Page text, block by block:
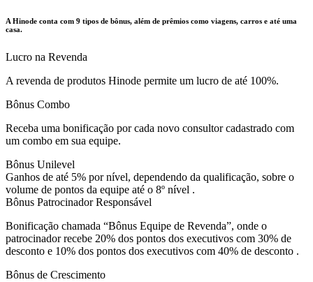
A Hinode conta com 9 tipos de bônus, além de prêmios como viagens, carros e até uma
casa.
Lucro na Revenda
A revenda de produtos Hinode permite um lucro de até 100%.
Bônus Combo
Receba uma bonificação por cada novo consultor cadastrado com
um combo em sua equipe.
Bônus Unilevel
Ganhos de até 5% por nível, dependendo da qualificação, sobre o
volume de pontos da equipe até o 8º nível .
Bônus Patrocinador Responsável
Bonificação chamada “Bônus Equipe de Revenda”, onde o
patrocinador recebe 20% dos pontos dos executivos com 30% de
desconto e 10% dos pontos dos executivos com 40% de desconto .
Bônus de Crescimento